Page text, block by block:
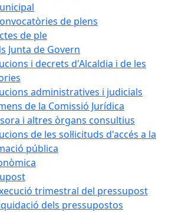
de plens
de ple
Junta de Govern
i decrets d'Alcaldia i de les
administratives i judicials
de la Comissió Jurídica
i altres òrgans consultius
de les sol·licituds d'accés a la
pública
trimestral del pressupost
dels pressupostos